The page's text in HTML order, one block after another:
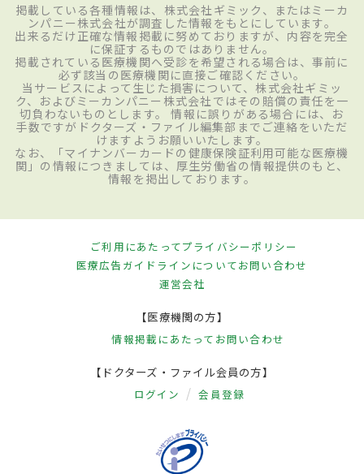
掲載している各種情報は、株式会社ギミック、またはミーカ
ンパニー株式会社が調査した情報をもとにしています。
出来るだけ正確な情報掲載に努めておりますが、内容を完全
に保証するものではありません。
掲載されている医療機関へ受診を希望される場合は、事前に
必ず該当の医療機関に直接ご確認ください。
当サービスによって生じた損害について、株式会社ギミッ
ク、およびミーカンパニー株式会社ではその賠償の責任を一
切負わないものとします。 情報に誤りがある場合には、お
手数ですがドクターズ・ファイル編集部までご連絡をいただ
けますようお願いいたします。
なお、「マイナンバーカードの健康保険証利用可能な医療機
関」の情報につきましては、厚生労働省の情報提供のもと、
情報を掲出しております。
ご利用にあたってプライバシーポリシー
医療広告ガイドラインについてお問い合わせ
運営会社
【医療機関の方】
情報掲載にあたって お問い合わせ
【ドクターズ・ファイル会員の方】
ログイン 会員登録